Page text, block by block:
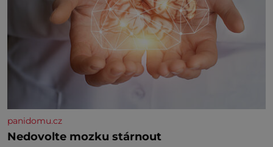
panidomu.cz
Nedovolte mozku stárnout